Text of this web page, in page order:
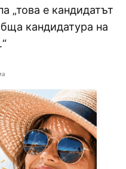
„това е кандидатът
кандидатура на